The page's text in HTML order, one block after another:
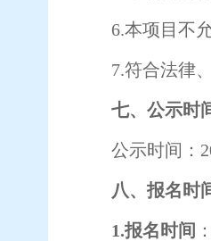
6.本项目不
7.符合法律
七、公示时
公示时间：
八、报名时
1.报名时间